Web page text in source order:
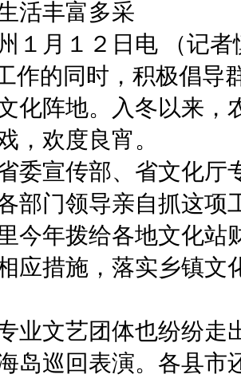
活丰富多采
１月１２日电 （记
作的同时，积极倡导
化阵地。入冬以来，
，欢度良宵。
委宣传部、省文化厅
部门领导亲自抓这项
今年拨给各地文化站
应措施，落实乡镇文
业文艺团体也纷纷走
岛巡回表演。各县市